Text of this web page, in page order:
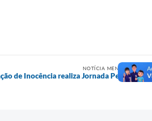
NOTÍCIA MENOS RECENTE
de Inocência realiza Jornada Pedagógica.